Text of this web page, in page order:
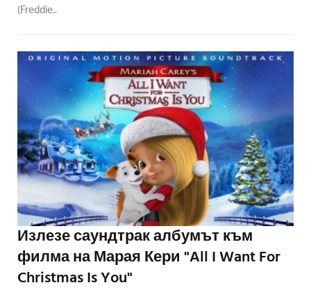
(Freddie..
Излезе саундтрак албумът към
филма на Марая Кери "All I Want For
Christmas Is You"